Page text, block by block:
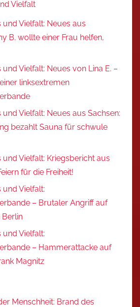
Vielfalt
und Vielfalt: Neues aus
B. wollte einer Frau helfen,
und Vielfalt: Neues von Lina E. –
linksextremen
und Vielfalt: Neues aus Sachsen:
bezahlt Sauna für schwule
und Vielfalt: Kriegsbericht aus
für die Freiheit!
und Vielfalt:
– Brutaler Angriff auf
Berlin
und Vielfalt:
– Hammerattacke auf
Magnitz
Menschheit: Brand des